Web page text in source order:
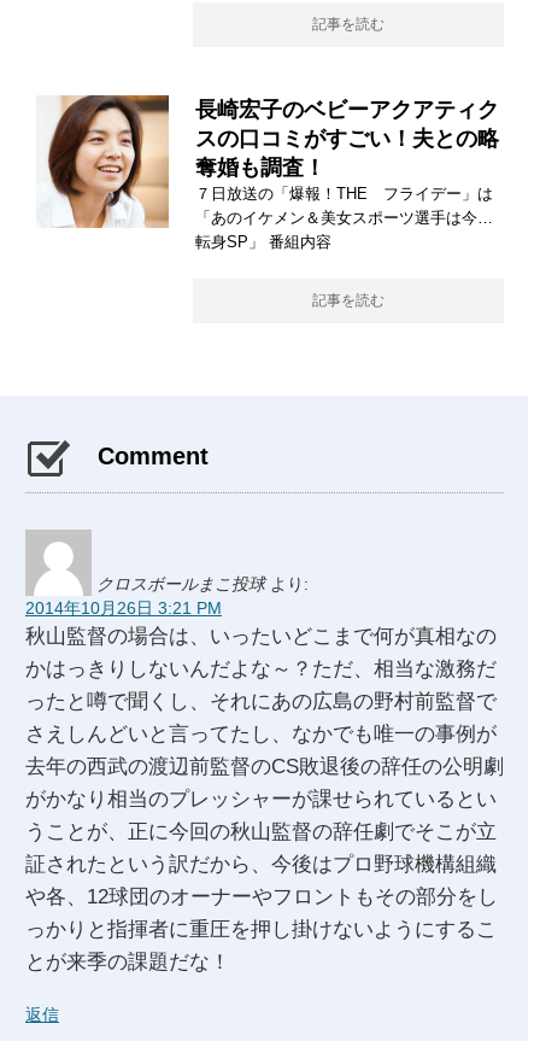
記事を読む
長崎宏子のベビーアクアティク
スの口コミがすごい！夫との略
奪婚も調査！
７日放送の「爆報！THE フライデー」は
「あのイケメン＆美女スポーツ選手は今…
転身SP」 番組内容
記事を読む
Comment
クロスボールまこ投球 より:
2014年10月26日 3:21 PM
秋山監督の場合は、いったいどこまで何が真相なの
かはっきりしないんだよな～？ただ、相当な激務だ
ったと噂で聞くし、それにあの広島の野村前監督で
さえしんどいと言ってたし、なかでも唯一の事例が
去年の西武の渡辺前監督のCS敗退後の辞任の公明劇
がかなり相当のプレッシャーが課せられているとい
うことが、正に今回の秋山監督の辞任劇でそこが立
証されたという訳だから、今後はプロ野球機構組織
や各、12球団のオーナーやフロントもその部分をし
っかりと指揮者に重圧を押し掛けないようにするこ
とが来季の課題だな！
返信